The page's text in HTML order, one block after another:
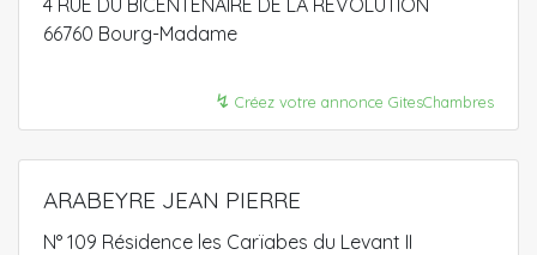
66760 Bourg-Madame
↯ Créez votre annonce GitesChambres
ARABEYRE JEAN PIERRE
N° 109 Résidence les Carïabes du Levant II